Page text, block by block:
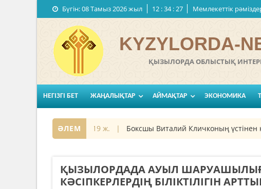
Бүгін:08 Тамыз 2026 жыл 12 :34 :29 Мемлекеттiк
KYZYLORDA-
ҚЫЗЫЛОРДА ОБЛЫСТЫҚ
НЕГІЗГІ БЕТ ЖАҢАЛЫҚТАР АЙМАҚТАР ЭКОНОМИКА
ӘЛЕМ
07 қараша 2019 ж. | Боксшы Виталий Кличконың үстінен
ҚЫЗЫЛОРДАДА АУЫЛ
КӘСІПКЕРЛЕРДІҢ БІЛІКТІЛІГІН